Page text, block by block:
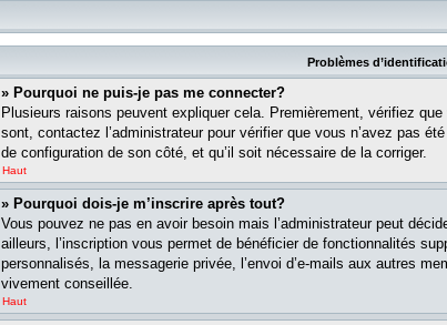
Problèmes
» Pourquoi ne puis-je pas me connecter?
Plusieurs raisons peuvent expliquer cela. Premièrement, vérifiez
sont, contactez l’administrateur pour vérifier que vous n’avez pas
de configuration de son côté, et qu’il soit nécessaire de la corriger.
Haut
» Pourquoi dois-je m’inscrire après tout?
Vous pouvez ne pas en avoir besoin mais l’administrateur peut
ailleurs, l’inscription vous permet de bénéficier de fonctionnalités
personnalisés, la messagerie privée, l’envoi d’e-mails aux autres
vivement conseillée.
Haut